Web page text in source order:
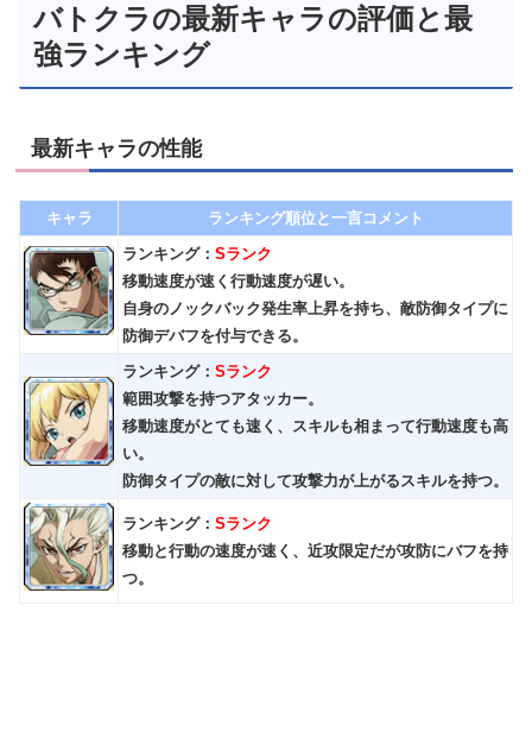
バトクラの最新キャラの評価と最
強ランキング
最新キャラの性能
キャラ
ランキング順位と一言コメント
ランキング： Sランク
移動速度が速く行動速度が遅い。
自身のノックバック発生率上昇を持ち、敵防御タイプに
防御デバフを付与できる。
ランキング： Sランク
範囲攻撃を持つアタッカー。
移動速度がとても速く、スキルも相まって行動速度も高
い。
防御タイプの敵に対して攻撃力が上がるスキルを持つ。
ランキング： Sランク
移動と行動の速度が速く、近攻限定だが攻防にバフを持
つ。